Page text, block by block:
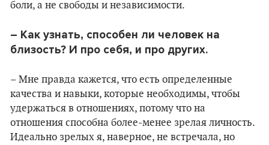
боли, а не свободы и независимости.
– Как узнать, способен ли человек на
близость? И про себя, и про других.
– Мне правда кажется, что есть определенные
качества и навыки, которые необходимы, чтобы
удержаться в отношениях, потому что на
отношения способна более-менее зрелая личность.
Идеально зрелых я, наверное, не встречала, но